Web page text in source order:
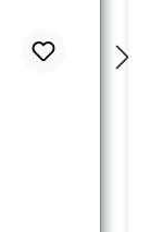
von 5 Sternen